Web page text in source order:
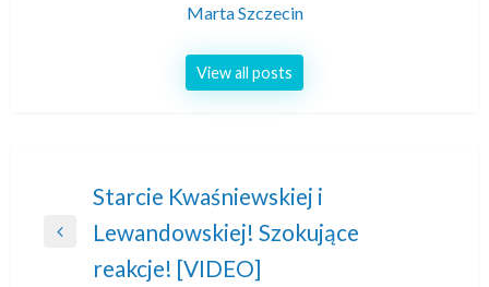
Marta Szczecin
View all posts
Nawigacja
wpisu
Previous
Starcie Kwaśniewskiej i
Lewandowskiej! Szokujące
reakcje! [VIDEO]